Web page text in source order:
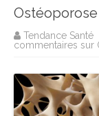
Tendance Santé
commentaires sur